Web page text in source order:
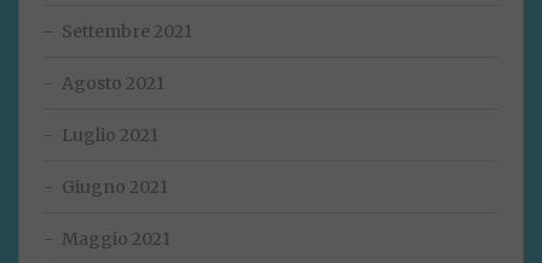
Settembre 2021
Agosto 2021
Luglio 2021
Giugno 2021
Maggio 2021